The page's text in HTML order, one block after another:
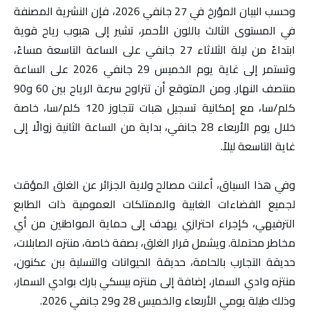
وحسب البيان المؤرخ في 27 جانفي 2026، فإن النشرية المصنفة
في المستوى الثالث باللون الأحمر، تشير إلى هبوب رياح قوية
ابتداءً من ليلة الثلاثاء 27 جانفي على الساعة التاسعة مساءً،
وتستمر إلى غاية يوم الخميس 29 جانفي 2026 على الساعة
منتصف النهار. ومن المتوقع أن تتراوح سرعة الرياح بين 60 و90
كلم/سا، مع إمكانية تسجيل هبات تتجاوز 120 كلم/سا، خاصة
خلال يوم الأربعاء 28 جانفي، بداية من الساعة الثانية زوالًا إلى
غاية التاسعة ليلاً.
وفي هذا السياق، أعلنت مصالح ولاية الجزائر عن الغلق المؤقت
لجميع الفضاءات الغابية والممتلكات العمومية ذات الطابع
الترفيهي، كإجراء احترازي يهدف إلى حماية المواطنين من أي
مخاطر محتملة. ويشمل قرار الغلق، بصفة خاصة، منتزه الصابلات،
حديقة التجارب بالحامة، حديقة الحيوانات والتسلية ببن عكنون،
منتزه وادي السمار، إضافة إلى منتزه بيسكي بارك بوادي السمار،
وذلك طيلة يومي الأربعاء والخميس 28 و29 جانفي 2026.